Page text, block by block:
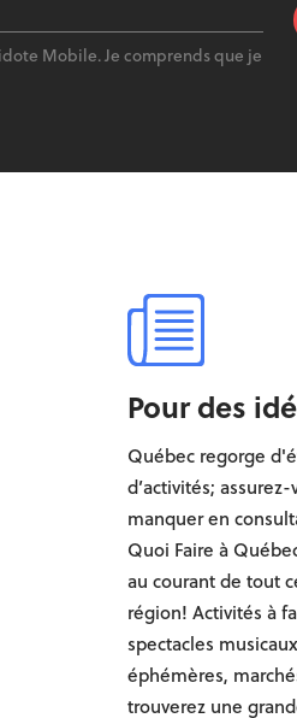
Mobile. Je comprends que je
Pour des
Québec regorge
d’activités;
manquer en
Quoi Faire à
au courant de tout
région! Activités à
spectacles
éphémères,
trouverez une